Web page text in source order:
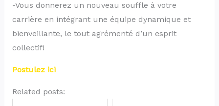
-Vous donnerez un nouveau souffle à votre
carrière en intégrant une équipe dynamique et
bienveillante, le tout agrémenté d’un esprit
collectif!
Postulez ici
Related posts: